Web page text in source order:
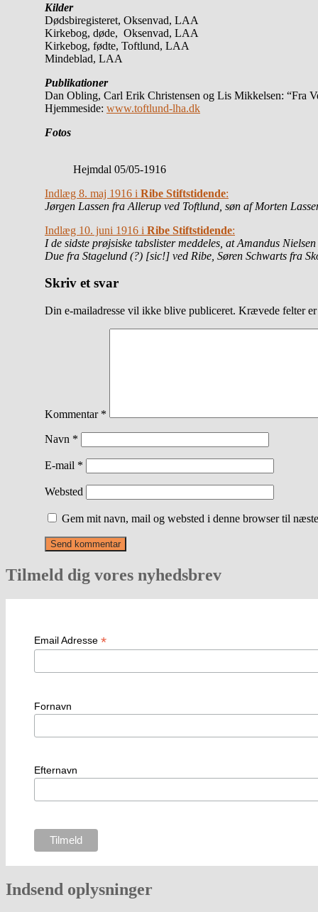
Kilder
Dødsbiregisteret, Oksenvad, LAA
Kirkebog, døde, Oksenvad, LAA
Kirkebog, fødte, Toftlund, LAA
Mindeblad, LAA
Publikationer
Dan Obling, Carl Erik Christensen og Lis Mikkelsen: “Fra
Hjemmeside: www.toftlund-lha.dk
Fotos
Hejmdal 05/05-1916
Indlæg 8. maj 1916 i Ribe Stiftstidende:
Jørgen Lassen fra Allerup ved Toftlund, søn af Morten
Indlæg 10. juni 1916 i Ribe Stiftstidende:
I de sidste prøjsiske tabslister meddeles, at Amandus
Due fra Stagelund (?) [sic!] ved Ribe, Søren Schwarts fra
Skriv et svar
Din e-mailadresse vil ikke blive publiceret. Krævede felter er
Kommentar *
Navn *
E-mail *
Websted
Gem mit navn, mail og websted i denne browser til
Tilmeld dig vores nyhedsbrev
Email Adresse *
Fornavn
Efternavn
Indsend oplysninger